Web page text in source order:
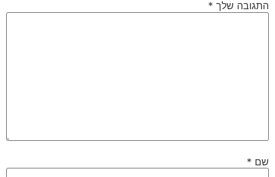
התגובה שלך *
שם *